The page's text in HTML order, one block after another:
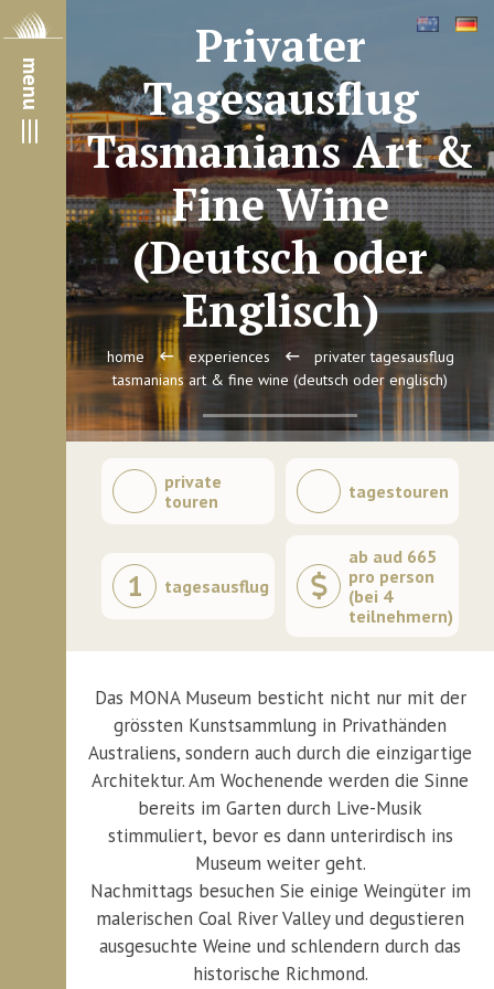
menu
Privater
Tagesausflug
Tasmanians Art &
Fine Wine
(Deutsch oder
Englisch)
home experiences
privater tagesausflug
tasmanians art & fine wine (deutsch oder englisch)
private
touren
tagestouren
1 tagesausflug
ab aud 665
pro person
(bei 4
teilnehmern)
Das MONA Museum besticht nicht nur mit der
grössten Kunstsammlung in Privathänden
Australiens, sondern auch durch die einzigartige
Architektur. Am Wochenende werden die Sinne
bereits im Garten durch Live-Musik
stimmuliert, bevor es dann unterirdisch ins
Museum weiter geht.
Nachmittags besuchen Sie einige Weingüter im
malerischen Coal River Valley und degustieren
ausgesuchte Weine und schlendern durch das
historische Richmond.